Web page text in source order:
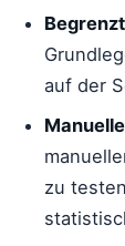
auf der
zu